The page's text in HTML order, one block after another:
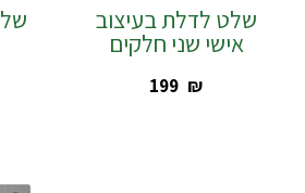
שלט לדלת בעיצוב
אישי שני חלקים
‎199 ₪